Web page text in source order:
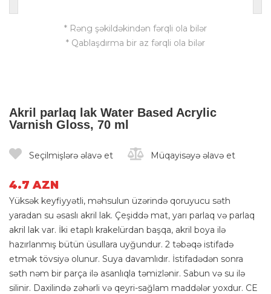
* Rəng şəkildəkindən fərqli ola bilər
* Qablaşdırma bir az fərqli ola bilər
Akril parlaq lak Water Based Acrylic
Varnish Gloss, 70 ml
Seçilmişlərə əlavə et Müqayisəyə əlavə et
4.7 AZN
Yüksək keyfiyyətli, məhsulun üzərində qoruyucu səth
yaradan su əsaslı akril lak. Çeşiddə mat, yarı parlaq və parlaq
akril lak var. İki etaplı krakelürdan başqa, akril boya ilə
hazırlanmış bütün üsullara uyğundur. 2 təbəqə istifadə
etmək tövsiyə olunur. Suya davamlıdır. İstifadədən sonra
səth nəm bir parça ilə asanlıqla təmizlənir. Sabun və su ilə
silinir. Daxilində zəhərli və qeyri-sağlam maddələr yoxdur. CE